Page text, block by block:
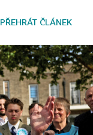
PŘEHRÁT ČLÁNEK